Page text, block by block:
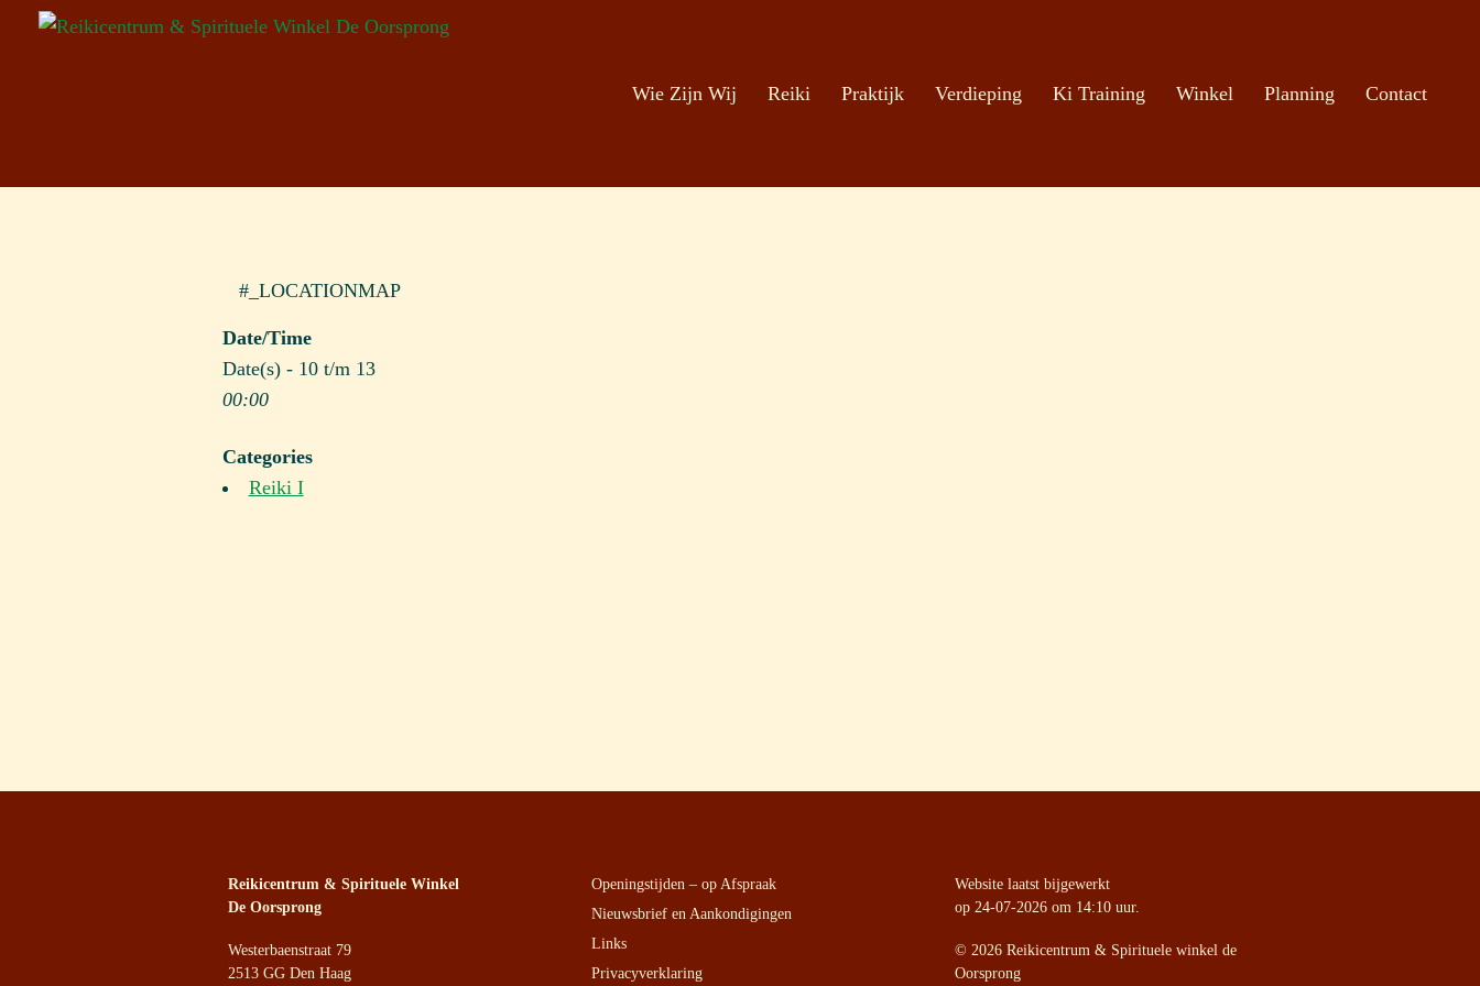
Ga naar de inhoud
Wie Zijn Wij Reiki Praktijk Verdieping Ki Training Winkel Planning Contact
#_LOCATIONMAP
Date/Time
Date(s) - 10 t/m 13
00:00
Categories
Reiki I
Reikicentrum & Spirituele Winkel
De Oorsprong
Westerbaenstraat 79
2513 GG Den Haag
Openingstijden – op Afspraak
Nieuwsbrief en Aankondigingen
Links
Privacyverklaring
Website laatst bijgewerkt
op 24-07-2026 om 14:10 uur.
© 2026 Reikicentrum & Spirituele winkel de
Oorsprong